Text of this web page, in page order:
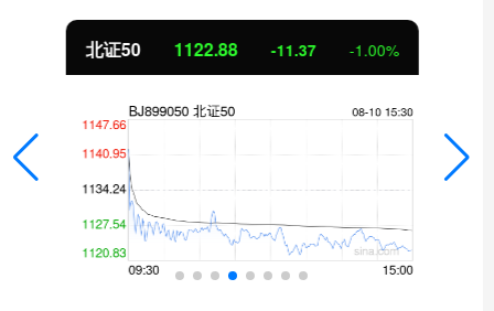
北证50 1122.88 -11.37 -1.00%